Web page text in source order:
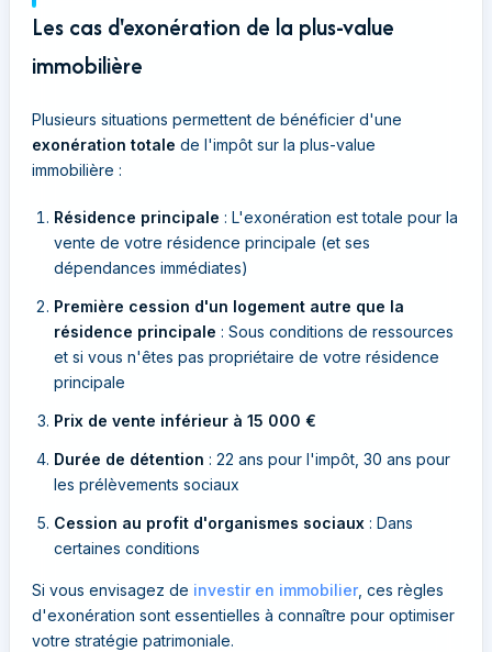
Les cas d'exonération de la plus-value
immobilière
Plusieurs situations permettent de bénéficier d'une
exonération totale de l'impôt sur la plus-value
immobilière :
Résidence principale : L'exonération est totale pour la
vente de votre résidence principale (et ses
dépendances immédiates)
Première cession d'un logement autre que la
résidence principale : Sous conditions de ressources
et si vous n'êtes pas propriétaire de votre résidence
principale
Prix de vente inférieur à 15 000 €
Durée de détention : 22 ans pour l'impôt, 30 ans pour
les prélèvements sociaux
Cession au profit d'organismes sociaux : Dans
certaines conditions
Si vous envisagez de investir en immobilier, ces règles
d'exonération sont essentielles à connaître pour optimiser
votre stratégie patrimoniale.